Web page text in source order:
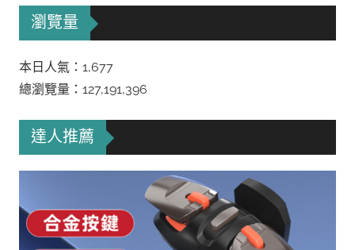
瀏覽量
本日人氣：1,677
總瀏覽量：127,191,396
達人推薦